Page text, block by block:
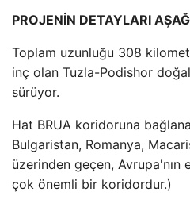
PROJENİN DETAYLARI
Toplam uzunluğu 308
inç olan Tuzla-Podishor
sürüyor.
Hat BRUA koridoruna
Bulgaristan, Romanya,
üzerinden geçen, Avrupa'nın
çok önemli bir koridordur.)